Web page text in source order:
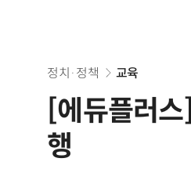
정치·정책 교육
[에듀플러
행